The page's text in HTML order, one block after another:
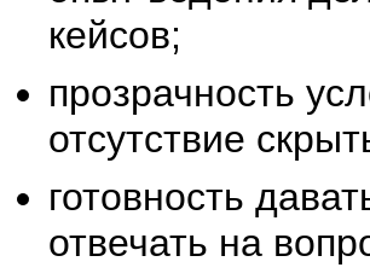
кейсов;
прозрачность
отсутствие
готовность
отвечать на